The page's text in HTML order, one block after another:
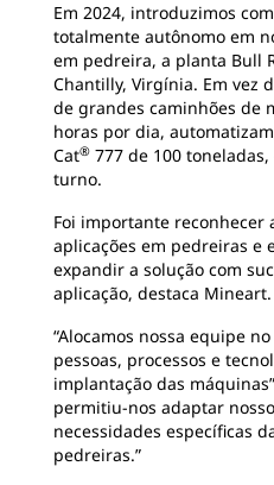
Em 2024, introduzimos
totalmente autônomo em
em pedreira, a planta Bull
Chantilly, Virgínia. Em vez
de grandes caminhões de
horas por dia,
Cat® 777 de 100
turno.
Foi importante reconhecer
aplicações em pedreiras e
expandir a solução com
aplicação, destaca Mineart.
“Alocamos nossa equipe
pessoas, processos e
implantação das
permitiu-nos adaptar
necessidades específicas
pedreiras.”